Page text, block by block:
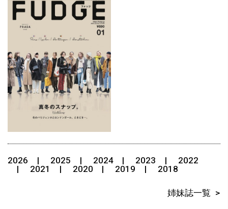
2026 2025 2024 2023 2022
2021 2020 2019
2018
姉妹誌一覧